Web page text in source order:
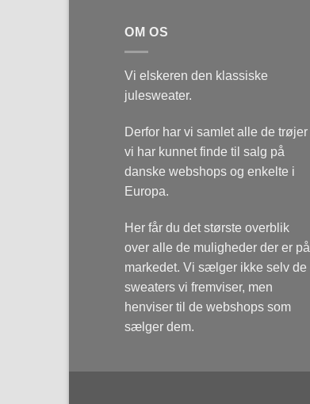
OM OS
Vi elskeren den klassiske
julesweater.
Derfor har vi samlet alle de trøjer
vi har kunnet finde til salg på
danske webshops og enkelte i
Europa.
Her får du det største overblik
over alle de muligheder der er på
markedet. Vi sælger ikke selv de
sweaters vi fremviser, men
henviser til de webshops som
sælger dem.